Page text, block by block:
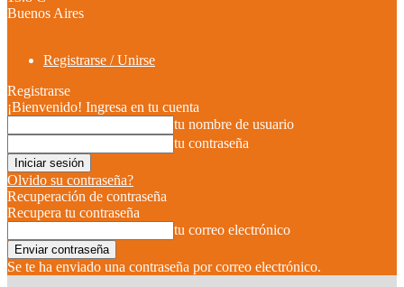
Buenos Aires
Registrarse / Unirse
Registrarse
¡Bienvenido! Ingresa en tu cuenta
tu nombre de usuario
tu contraseña
Olvido su contraseña?
Recuperación de contraseña
Recupera tu contraseña
tu correo electrónico
Se te ha enviado una contraseña por correo electrónico.